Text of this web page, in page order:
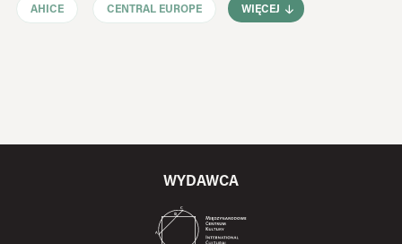
AHICE CENTRAL EUROPE WIĘCEJ
WYDAWCA